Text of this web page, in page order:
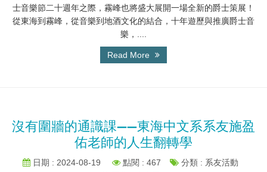
士音樂節二十週年之際，霧峰也將盛大展開一場全新的爵士策展！
從東海到霧峰，從音樂到地酒文化的結合，十年遊歷與推廣爵士音
樂，....
Read More
沒有圍牆的通識課——東海中文系系友施盈
佑老師的人生翻轉學
日期 : 2024-08-19 點閱 : 467
分類 : 系友活動